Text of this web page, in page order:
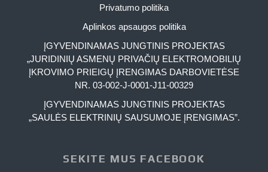
Privatumo politika
Aplinkos apsaugos politika
ĮGYVENDINAMAS JUNGTINIS PROJEKTAS
„JURIDINIŲ ASMENŲ PRIVAČIŲ ELEKTROMOBILIŲ
ĮKROVIMO PRIEIGŲ ĮRENGIMAS DARBOVIETĖSE
NR. 03-002-J-0001-J11-00329
ĮGYVENDINAMAS JUNGTINIS PROJEKTAS
„SAULĖS ELEKTRINIŲ SAUSUMOJE ĮRENGIMAS”.
SEKITE MUS FACEBOOK